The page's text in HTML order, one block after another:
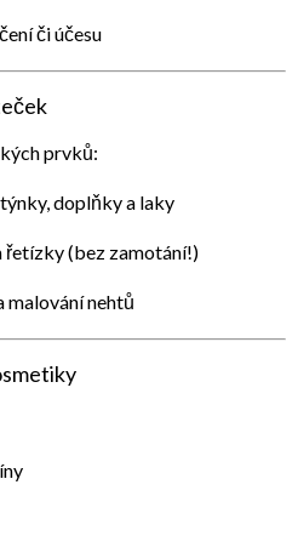
či účesu
prvků:
doplňky a laky
řetízky (bez zamotání!)
malování nehtů